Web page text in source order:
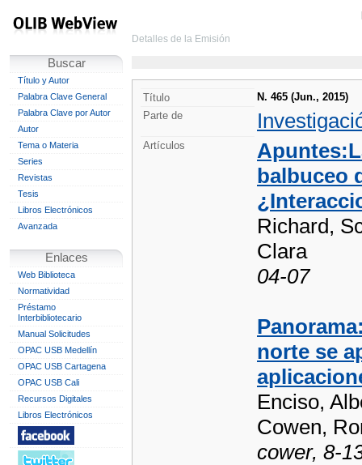
Buscar
Título y Autor
Palabra Clave General
Palabra Clave por Autor
Autor
Tema o Materia
Series
Revistas
Tesis
Libros Electrónicos
Avanzada
Enlaces
Web Biblioteca
Normatividad
Préstamo
Interbibliotecario
Manual Solicitudes
OPAC USB Medellín
OPAC USB Cartagena
OPAC USB Cali
Recursos Digitales
Libros Electrónicos
Detalles de la Emisión
Título
N. 465 (Jun., 2015)
Parte de
Artículos
balbuceo
Richard,
Clara
04-07
norte se
Enciso,
Cowen,
cower, 8-